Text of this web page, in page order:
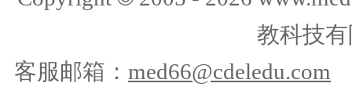
教科技
客服邮箱： med66@cdeledu.com